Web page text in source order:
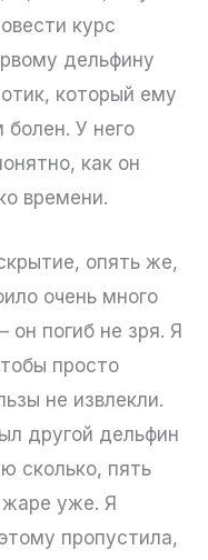
курс
дельфину
который ему
У него
как он
времени.
опять же,
очень много
погиб не зря. Я
просто
не извлекли.
другой дельфин
сколько, пять
уже. Я
пропустила,